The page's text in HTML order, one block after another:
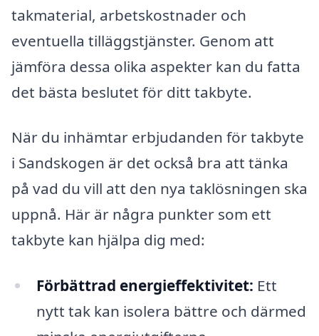
takmaterial, arbetskostnader och
eventuella tilläggstjänster. Genom att
jämföra dessa olika aspekter kan du fatta
det bästa beslutet för ditt takbyte.
När du inhämtar erbjudanden för takbyte
i Sandskogen är det också bra att tänka
på vad du vill att den nya taklösningen ska
uppnå. Här är några punkter som ett
takbyte kan hjälpa dig med:
Förbättrad energieffektivitet: Ett
nytt tak kan isolera bättre och därmed